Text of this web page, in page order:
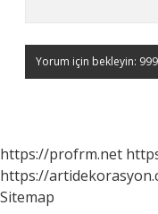
https://profrm.net
https://
Sitemap